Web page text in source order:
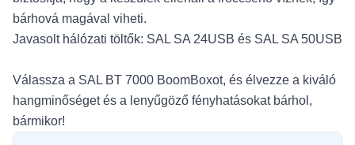
bárhová magával viheti.
Javasolt hálózati töltők: SAL SA 24USB és SAL SA 50USB
Válassza a SAL BT 7000 BoomBoxot, és élvezze a kiváló
hangminőséget és a lenyűgöző fényhatásokat bárhol,
bármikor!